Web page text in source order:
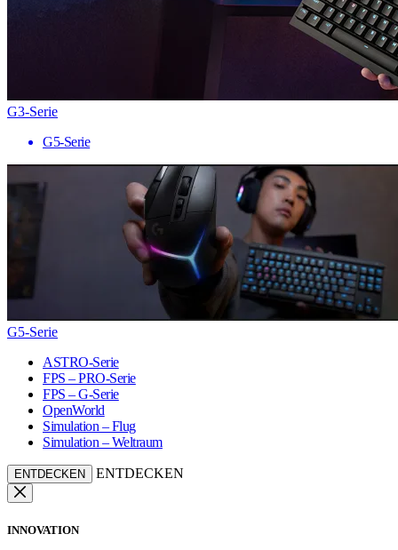
G3-Serie
G5-Serie
G5-Serie
ASTRO-Serie
FPS – PRO-Serie
FPS – G-Serie
OpenWorld
Simulation – Flug
Simulation – Weltraum
ENTDECKEN ENTDECKEN
INNOVATION